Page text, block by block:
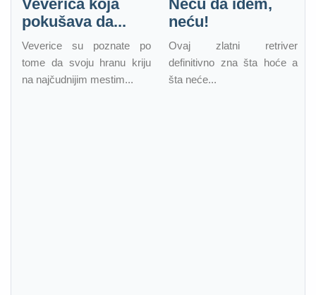
Veverica koja
pokušava da...
Veverice su poznate po
tome da svoju hranu kriju
na najčudnijim mestim...
Neću da idem,
neću!
Ovaj zlatni retriver
definitivno zna šta hoće a
šta neće...